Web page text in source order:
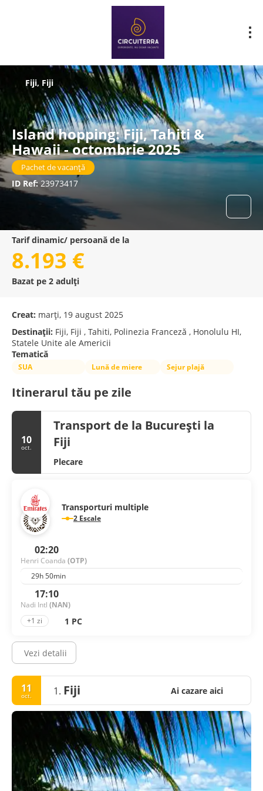
Island hopping: Fiji, Tahiti &
Hawaii - octombrie 2025
Pachet de vacanță
ID Ref:23973417
Fiji, Fiji
Tarif dinamic/ persoană de la
8.193 €
Bazat pe 2 adulți
Creat: marți, 19 august 2025
Destinații: Fiji, Fiji , Tahiti, Polinezia Franceză , Honolulu HI,
Statele Unite ale Americii
Tematică
SUA Lună de miere Sejur plajă
Itinerarul tău pe zile
10
oct.
Transport de la București la
Fiji
Plecare
Transporturi multiple
2 Escale
02:20
Henri Coanda (OTP)
29h 50min
17:10
Nadi Intl (NAN)
+1 zi
1 PC
Vezi detalii
11
oct. 1. Fiji Ai cazare aici